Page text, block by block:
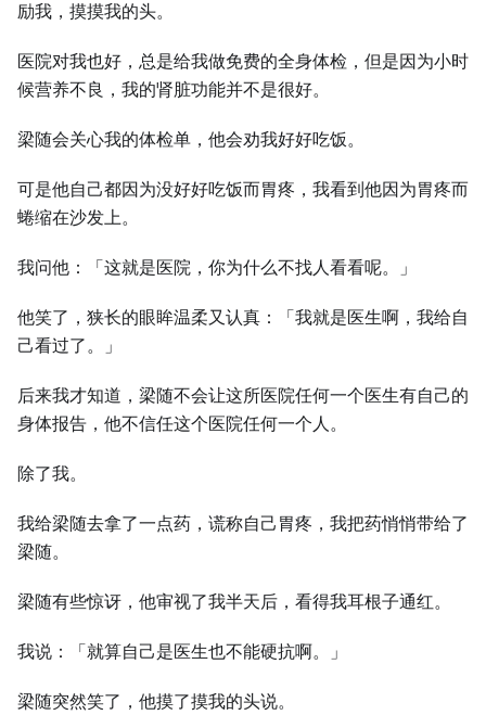
励我，摸摸我的头。
医院对我也好，总是给我做免费的全身体检，但是因为小时
候营养不良，我的肾脏功能并不是很好。
梁随会关心我的体检单，他会劝我好好吃饭。
可是他自己都因为没好好吃饭而胃疼，我看到他因为胃疼而
蜷缩在沙发上。
我问他：「这就是医院，你为什么不找人看看呢。」
他笑了，狭长的眼眸温柔又认真：「我就是医生啊，我给自
己看过了。」
后来我才知道，梁随不会让这所医院任何一个医生有自己的
身体报告，他不信任这个医院任何一个人。
除了我。
我给梁随去拿了一点药，谎称自己胃疼，我把药悄悄带给了
梁随。
梁随有些惊讶，他审视了我半天后，看得我耳根子通红。
我说：「就算自己是医生也不能硬抗啊。」
梁随突然笑了，他摸了摸我的头说。